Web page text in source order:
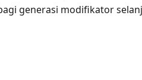
generasi modifikator